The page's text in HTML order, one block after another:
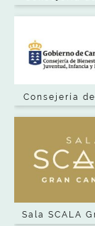
Consejería
Sala SCALA